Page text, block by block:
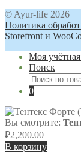
© Ayur-life 2026
Политика
Storefront и
Моя
Поиск
Искать:
0
Вы смотрите:
₽2,200.00
В корзину